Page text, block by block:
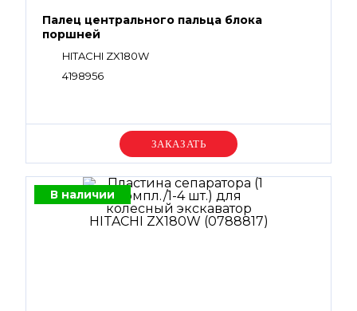
Палец центрального пальца блока
поршней
HITACHI ZX180W
4198956
Уточняйте цену
В наличии